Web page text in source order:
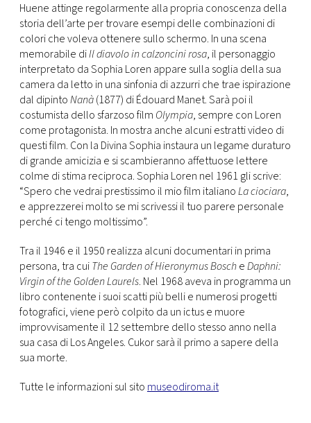
Huene attinge regolarmente alla propria conoscenza della
storia dell’arte per trovare esempi delle combinazioni di
colori che voleva ottenere sullo schermo. In una scena
memorabile diIl diavolo in calzoncini rosa, il personaggio
interpretato da Sophia Loren appare sulla soglia della sua
camera da letto in una sinfonia di azzurri che trae ispirazione
dal dipintoNanà(1877) di Édouard Manet. Sarà poi il
costumista dello sfarzoso film Olympia, sempre con Loren
come protagonista. In mostra anche alcuni estratti video di
questi film. Con la Divina Sophia instaura un legame duraturo
di grande amicizia e si scambieranno affettuose lettere
colme di stima reciproca. Sophia Loren nel 1961 gli scrive:
“Spero che vedrai prestissimo il mio film italianoLa ciociara,
e apprezzerei molto se mi scrivessi il tuo parere personale
perché ci tengo moltissimo”.
Tra il 1946 e il 1950 realizza alcuni documentari in prima
persona, tra cuiThe Garden of Hieronymus BoscheDaphni:
Virgin of the Golden Laurels. Nel 1968 aveva in programma un
libro contenente i suoi scatti più belli e numerosi progetti
fotografici, viene però colpito da un ictus e muore
improvvisamente il 12 settembre dello stesso anno nella
sua casa di Los Angeles. Cukor sarà il primo a sapere della
sua morte.
Tutte le informazioni sul sito museodiroma.it